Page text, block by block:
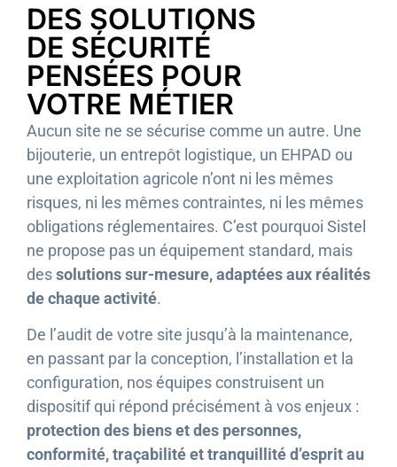
DES SOLUTIONS
DE SÉCURITÉ
PENSÉES POUR
VOTRE MÉTIER
Aucun site ne se sécurise comme un autre. Une
bijouterie, un entrepôt logistique, un EHPAD ou
une exploitation agricole n’ont ni les mêmes
risques, ni les mêmes contraintes, ni les mêmes
obligations réglementaires. C’est pourquoi Sistel
ne propose pas un équipement standard, mais
dessolutions sur-mesure, adaptées aux réalités
de chaque activité.
De l’audit de votre site jusqu’à la maintenance,
en passant par la conception, l’installation et la
configuration, nos équipes construisent un
dispositif qui répond précisément à vos enjeux :
protection des biens et des personnes,
conformité, traçabilité et tranquillité d’esprit au